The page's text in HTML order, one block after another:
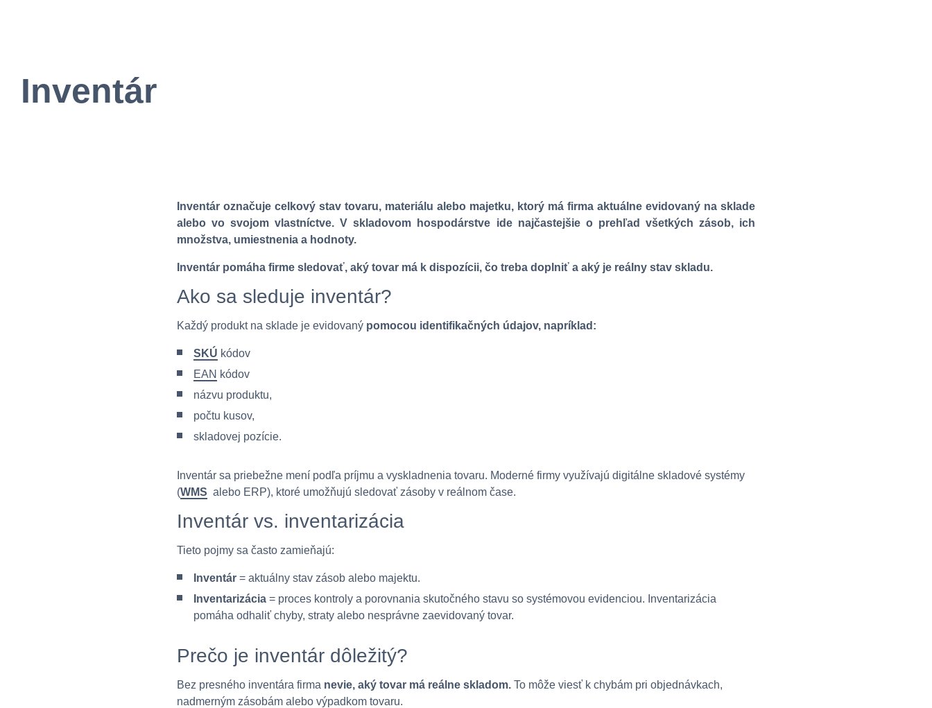
Inventár
Inventár označuje celkový stav tovaru, materiálu alebo majetku, ktorý má firma aktuálne evidovaný na sklade
alebo vo svojom vlastníctve. V skladovom hospodárstve ide najčastejšie o prehľad všetkých zásob, ich
množstva, umiestnenia a hodnoty.
Inventár pomáha firme sledovať, aký tovar má k dispozícii, čo treba doplniť a aký je reálny stav skladu.
Ako sa sleduje inventár?
Každý produkt na sklade je evidovaný pomocou identifikačných údajov, napríklad:
SKÚ kódov
EAN kódov
názvu produktu,
počtu kusov,
skladovej pozície.
Inventár sa priebežne mení podľa príjmu a vyskladnenia tovaru. Moderné firmy využívajú digitálne skladové systémy
(WMS alebo ERP), ktoré umožňujú sledovať zásoby v reálnom čase.
Inventár vs. inventarizácia
Tieto pojmy sa často zamieňajú:
Inventár = aktuálny stav zásob alebo majektu.
Inventarizácia = proces kontroly a porovnania skutočného stavu so systémovou evidenciou. Inventarizácia
pomáha odhaliť chyby, straty alebo nesprávne zaevidovaný tovar.
Prečo je inventár dôležitý?
Bez presného inventára firma nevie, aký tovar má reálne skladom. To môže viesť k chybám pri objednávkach,
nadmerným zásobám alebo výpadkom tovaru.